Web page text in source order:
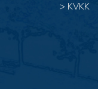
> KVKK